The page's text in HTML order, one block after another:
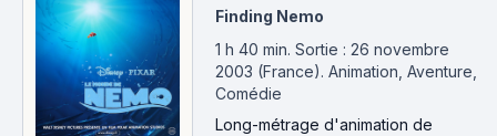
Finding Nemo
1 h 40 min. Sortie : 26 novembre
2003 (France). Animation, Aventure,
Comédie
Long-métrage d'animation de